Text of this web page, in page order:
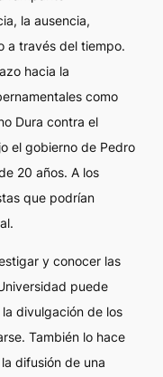
la ausencia,
a través del tiempo.
hacia la
como
Dura contra el
el gobierno de Pedro
20 años. A los
que podrían
y conocer las
puede
divulgación de los
También lo hace
difusión de una